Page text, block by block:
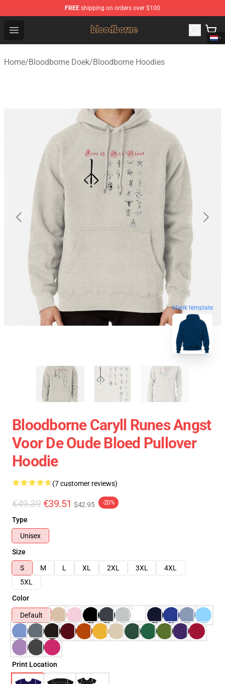
FREE shipping on orders over $100
Open menu
Bloodborne Shop - Official Bloodborne Merchandise
Home/Bloodborne Doek/Bloodborne Hoodies
blank template
Bloodborne Caryll Runes Angst
Voor De Oude Bloed Pullover
Hoodie
(7 customer reviews)
€49.39 €39.51 $42.95 -20%
Type
Unisex
Size
S
M L XL 2XL 3XL
4XL
5XL
Color
Default
Print Location